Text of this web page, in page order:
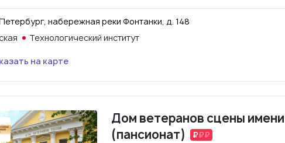
набережная реки Фонтанки, д. 148
Технологический институт
на карте
Дом ветеранов сцены
(пансионат)